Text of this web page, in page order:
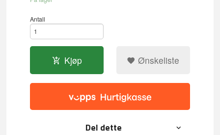
Antall
Kjøp Ønskeliste
Del dette